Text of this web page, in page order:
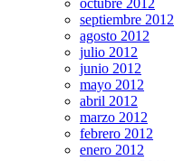
octubre 2012
septiembre 2012
agosto 2012
julio 2012
junio 2012
mayo 2012
abril 2012
marzo 2012
febrero 2012
enero 2012